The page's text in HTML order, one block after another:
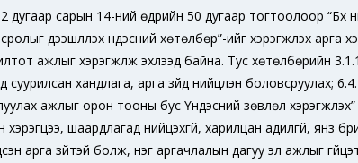
сарын 14-ний өдрийн 50 дугаар тогтоолоор “Бүх
дээшлүүлэх үндэсний хөтөлбөр”-ийг хэрэгжүүлэх
ажлыг хэрэгжүүлж эхлээд байна. Тус хөтөлбөрийн
суурилсан хандлага, арга зүйд нийцүүлэн боловсруулах;
ажлыг орон тооны бус Үндэсний зөвлөл
хэрэгцээ, шаардлагад нийцэхгүй, харилцан адилгүй, янз
арга зүйтэй болж, нэг аргачлалын дагуу эл ажлыг